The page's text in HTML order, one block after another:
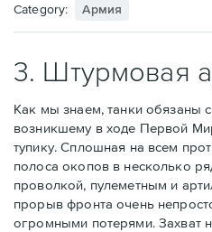
Category: Армия
3. Штурмовая
Как мы знаем, танки обязаны
возникшему в ходе Первой
тупику. Сплошная на всем
полоса окопов в несколько
проволкой, пулеметным и
прорыв фронта очень
огромными потерями. Захват